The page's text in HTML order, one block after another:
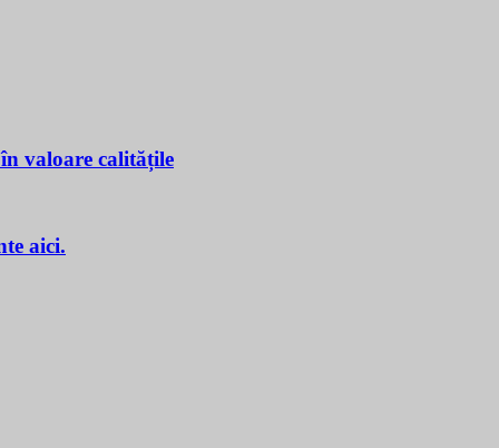
valoare calitățile
aici.